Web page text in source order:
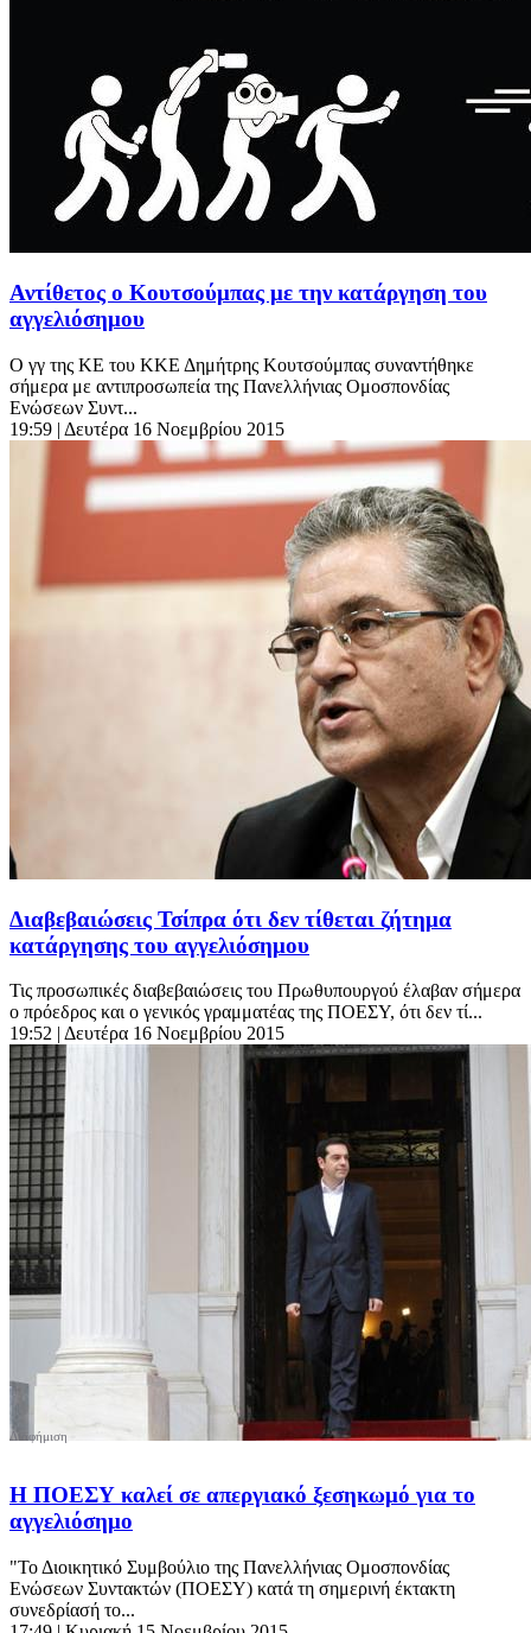
Αντίθετος ο Κουτσούμπας με την κατάργηση του
αγγελιόσημου
Ο γγ της ΚΕ του ΚΚΕ Δημήτρης Κουτσούμπας συναντήθηκε
σήμερα με αντιπροσωπεία της Πανελλήνιας Ομοσπονδίας
Ενώσεων Συντ...
19:59 | Δευτέρα 16 Νοεμβρίου 2015
Διαβεβαιώσεις Τσίπρα ότι δεν τίθεται ζήτημα
κατάργησης του αγγελιόσημου
Τις προσωπικές διαβεβαιώσεις του Πρωθυπουργού έλαβαν σήμερα
ο πρόεδρος και ο γενικός γραμματέας της ΠΟΕΣΥ, ότι δεν τί...
19:52 | Δευτέρα 16 Νοεμβρίου 2015
Η ΠΟΕΣΥ καλεί σε απεργιακό ξεσηκωμό για το
αγγελιόσημο
"Το Διοικητικό Συμβούλιο της Πανελλήνιας Ομοσπονδίας
Ενώσεων Συντακτών (ΠΟΕΣΥ) κατά τη σημερινή έκτακτη
συνεδρίασή το...